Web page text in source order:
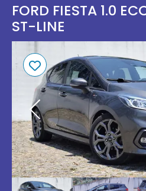
FORD FIESTA 1.0
ST-LINE